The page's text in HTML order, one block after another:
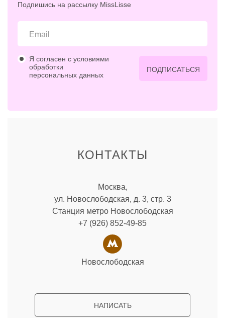
Подпишись на рассылку MissLisse
Я согласен с условиями
обработки
персональных данных
ПОДПИСАТЬСЯ
КОНТАКТЫ
Москва,
ул. Новослободская, д. 3, стр. 3
Станция метро Новослободская
+7 (926) 852-49-85
Новослободская
НАПИСАТЬ